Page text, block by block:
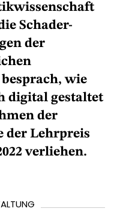
Schader-
der
wie
digital gestaltet
der
der Lehrpreis
verliehen.